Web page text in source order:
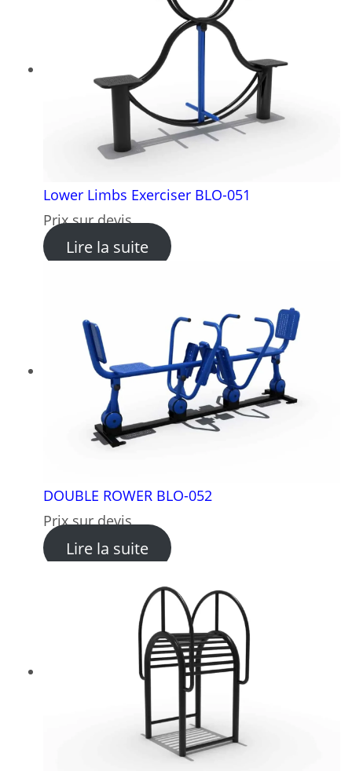
Lower Limbs Exerciser BLO-051
Prix sur devis
Lire la suite: Lower Limbs Exerciser
DOUBLE ROWER BLO-052
Prix sur devis
Lire la suite: DOUBLE ROWER BLO-052